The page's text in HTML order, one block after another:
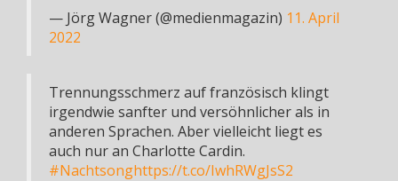
— Jörg Wagner (@medienmagazin) 11. April
2022
Trennungsschmerz auf französisch klingt
irgendwie sanfter und versöhnlicher als in
anderen Sprachen. Aber vielleicht liegt es
auch nur an Charlotte Cardin.
#Nachtsonghttps://t.co/IwhRWgJsS2